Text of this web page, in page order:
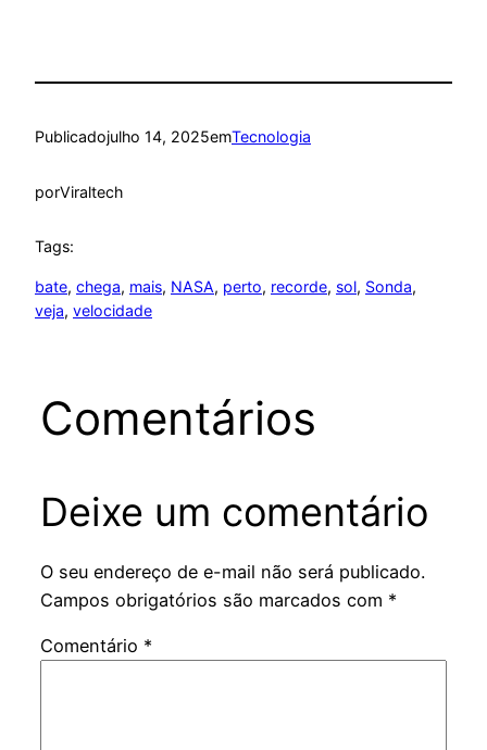
Publicadojulho 14, 2025emTecnologia
porViraltech
Tags:
bate, chega, mais, NASA, perto, recorde, sol, Sonda
veja, velocidade
Comentários
Deixe um comentário
O seu endereço de e-mail não será publicado.
Campos obrigatórios são marcados com *
Comentário *